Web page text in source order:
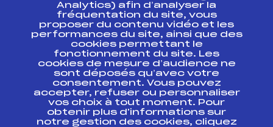
Pyrénées
APEF0421.FFS
Championnats des
Pyrénées
FFS
APOF0151.FFS
CHALENGE ANTON
KNOBEL
FFS
APOF0171.FFS
Grand Prix de la Ville
de Bagnères de
Bigorre
FFS
Analytics) afin d’analyser la
fréquentation du site, vous
proposer du contenu vidéo et les
performances du site, ainsi que des
cookies permettant le
fonctionnement du site. Les
cookies de mesure d’audience ne
sont déposés qu’avec votre
consentement. Vous pouvez
accepter, refuser ou personnaliser
vos choix à tout moment. Pour
obtenir plus d'informations sur
notre gestion des cookies, cliquez